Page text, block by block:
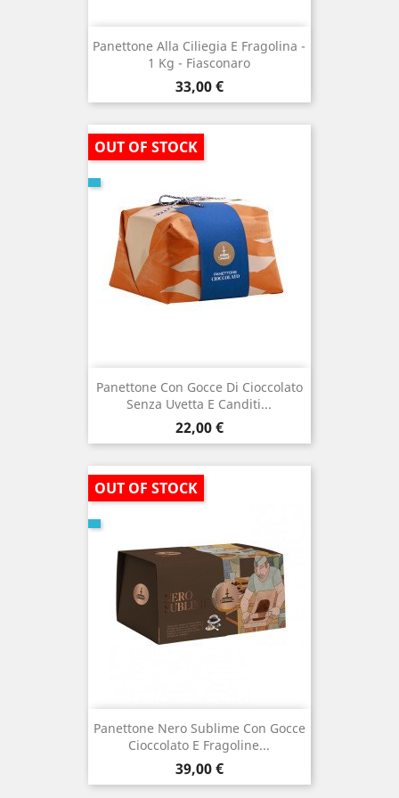
Panettone Alla Ciliegia E Fragolina -
1 Kg - Fiasconaro
Prezzo
33,00 €
Panettone Con Gocce Di Cioccolato
Senza Uvetta E Canditi...
Prezzo
22,00 €
OUT OF STOCK
Panettone Nero Sublime Con Gocce
Cioccolato E Fragoline...
Prezzo
39,00 €
OUT OF STOCK